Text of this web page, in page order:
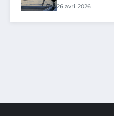
26 avril 2026